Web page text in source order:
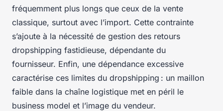
fréquemment plus longs que ceux de la vente
classique, surtout avec l’import. Cette contrainte
s’ajoute à la nécessité de gestion des retours
dropshipping fastidieuse, dépendante du
fournisseur. Enfin, une dépendance excessive
caractérise ces limites du dropshipping : un maillon
faible dans la chaîne logistique met en péril le
business model et l’image du vendeur.